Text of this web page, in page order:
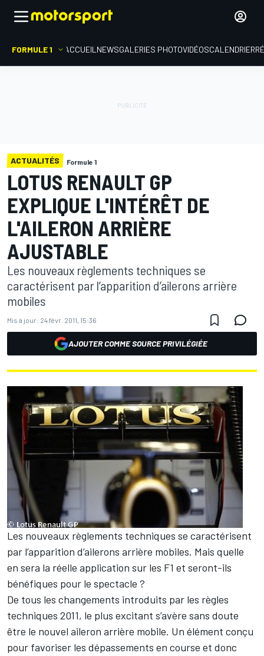
FORMULE 1 ACCUEIL NEWSGALERIES PHOTOVIDÉOSCALENDRIER
ACTUALITÉS Formule 1
LOTUS RENAULT GP
EXPLIQUE L'INTÉRÊT DE
L'AILERON ARRIÈRE
AJUSTABLE
Les nouveaux règlements techniques se
caractérisent par l’apparition d’ailerons arrière
mobiles
Mis à jour: 24 févr. 2011, 15:36
AJOUTER COMME SOURCE PRIVILÉGIÉE
Les nouveaux règlements techniques se caractérisent
par l’apparition d’ailerons arrière mobiles. Mais quelle
en sera la réelle application sur les F1 et seront-ils
bénéfiques pour le spectacle ?
De tous les changements introduits par les règles
techniques 2011, le plus excitant s’avère sans doute
être le nouvel aileron arrière mobile. Un élément conçu
pour favoriser les dépassements en course et donc